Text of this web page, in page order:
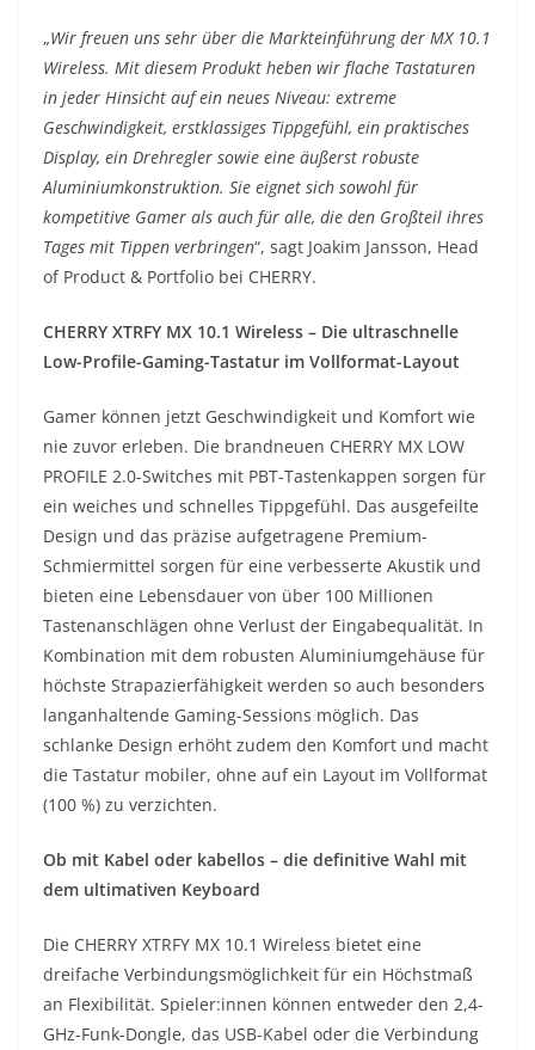
„Wir freuen uns sehr über die Markteinführung der MX 10.1
Wireless. Mit diesem Produkt heben wir flache Tastaturen
in jeder Hinsicht auf ein neues Niveau: extreme
Geschwindigkeit, erstklassiges Tippgefühl, ein praktisches
Display, ein Drehregler sowie eine äußerst robuste
Aluminiumkonstruktion. Sie eignet sich sowohl für
kompetitive Gamer als auch für alle, die den Großteil ihres
Tages mit Tippen verbringen“, sagt Joakim Jansson, Head
of Product & Portfolio bei CHERRY.
CHERRY XTRFY MX 10.1 Wireless – Die ultraschnelle
Low-Profile-Gaming-Tastatur im Vollformat-Layout
Gamer können jetzt Geschwindigkeit und Komfort wie
nie zuvor erleben. Die brandneuen CHERRY MX LOW
PROFILE 2.0-Switches mit PBT-Tastenkappen sorgen für
ein weiches und schnelles Tippgefühl. Das ausgefeilte
Design und das präzise aufgetragene Premium-
Schmiermittel sorgen für eine verbesserte Akustik und
bieten eine Lebensdauer von über 100 Millionen
Tastenanschlägen ohne Verlust der Eingabequalität. In
Kombination mit dem robusten Aluminiumgehäuse für
höchste Strapazierfähigkeit werden so auch besonders
langanhaltende Gaming-Sessions möglich. Das
schlanke Design erhöht zudem den Komfort und macht
die Tastatur mobiler, ohne auf ein Layout im Vollformat
(100 %) zu verzichten.
Ob mit Kabel oder kabellos – die definitive Wahl mit
dem ultimativen Keyboard
Die CHERRY XTRFY MX 10.1 Wireless bietet eine
dreifache Verbindungsmöglichkeit für ein Höchstmaß
an Flexibilität. Spieler:innen können entweder den 2,4-
GHz-Funk-Dongle, das USB-Kabel oder die Verbindung